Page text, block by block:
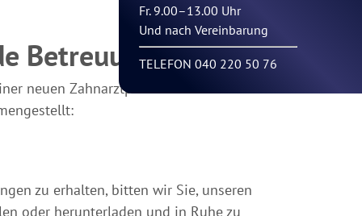
Fr. 9.00–13.00 Uhr
Und nach Vereinbarung
TELEFON 040 220 50 76
Betreuung
neuen Zahnarztpraxis haben wir hier
zu erhalten, bitten wir Sie, unseren
oder herunterladen und in Ruhe zu